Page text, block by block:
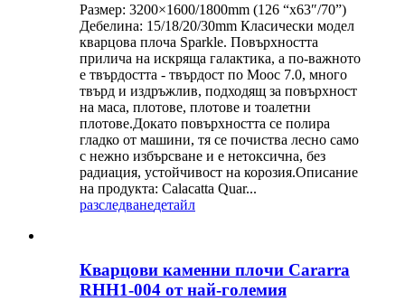
Размер: 3200×1600/1800mm (126 “x63″/70”)
Дебелина: 15/18/20/30mm Класически модел
кварцова плоча Sparkle. Повърхността
прилича на искряща галактика, а по-важното
е твърдостта - твърдост по Моос 7.0, много
твърд и издръжлив, подходящ за повърхност
на маса, плотове, плотове и тоалетни
плотове.Докато повърхността се полира
гладко от машини, тя се почиства лесно само
с нежно избърсване и е нетоксична, без
радиация, устойчивост на корозия.Описание
на продукта: Calacatta Quar...
разследванедетайл
Кварцови каменни плочи Cararra
RHH1-004 от най-големия